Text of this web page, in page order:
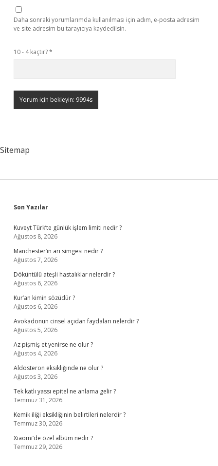
Daha sonraki yorumlarımda kullanılması için adım, e-posta adresim
ve site adresim bu tarayıcıya kaydedilsin.
10 - 4 kaçtır?*
Sitemap
Sidebar
Son Yazılar
Kuveyt Türk’te günlük işlem limiti nedir ?
Ağustos 8, 2026
Manchester’ın arı simgesi nedir ?
Ağustos 7, 2026
Döküntülü ateşli hastalıklar nelerdir ?
Ağustos 6, 2026
Kur’an kimin sözüdür ?
Ağustos 6, 2026
Avokadonun cinsel açıdan faydaları nelerdir ?
Ağustos 5, 2026
Az pişmiş et yenirse ne olur ?
Ağustos 4, 2026
Aldosteron eksikliğinde ne olur ?
Ağustos 3, 2026
Tek katlı yassı epitel ne anlama gelir ?
Temmuz 31, 2026
Kemik iliği eksikliğinin belirtileri nelerdir ?
Temmuz 30, 2026
Xiaomi’de özel albüm nedir ?
Temmuz 29, 2026